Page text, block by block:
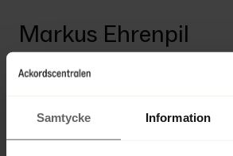
Samtycke Information
Markus Ehrenpil